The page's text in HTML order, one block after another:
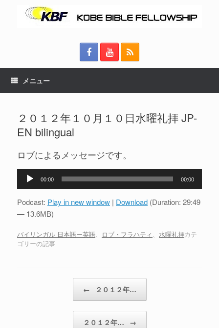
メニュー
２０１２年１０月１０日水曜礼拝 JP-
EN bilingual
ロブによるメッセージです。
プ
ヤ
ー
00:00 00:00
Podcast: Play in new window | Download (Duration: 29:49
— 13.6MB)
バイリンガル 日本語ー英語、 ロブ・フラハティ、 水曜礼拝カテ
ゴリーの記事
← ２０１２年…
２０１２年… →